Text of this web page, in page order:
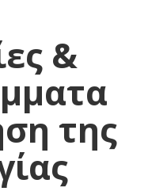
&
της